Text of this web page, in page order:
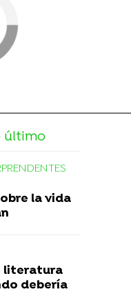
último
la vida
literatura
debería